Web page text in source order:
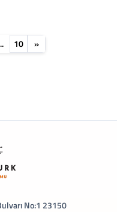
10 »
No:1 23150